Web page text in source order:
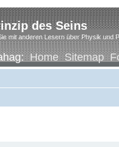
des Seins
mit anderen Lesern über Physik und
Home Sitemap